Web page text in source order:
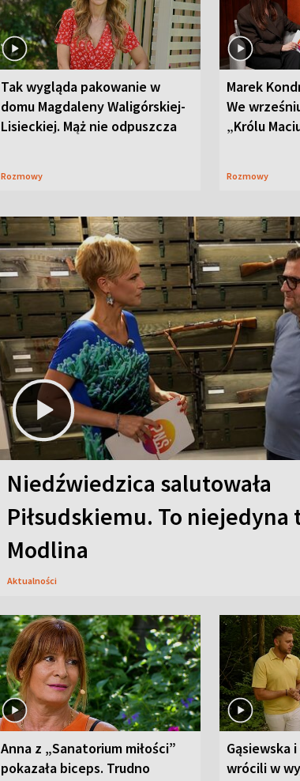
Tak wygląda pakowanie w
domu Magdaleny Waligórskiej-
Lisieckiej. Mąż nie odpuszcza
Rozmowy
Marek
We
„Królu
Rozmowy
Niedźwiedzica salutowała
Piłsudskiemu. To niejedyna
Modlina
Aktualności
Anna z „Sanatorium miłości”
pokazała biceps. Trudno
Gąsiewska
wrócili w